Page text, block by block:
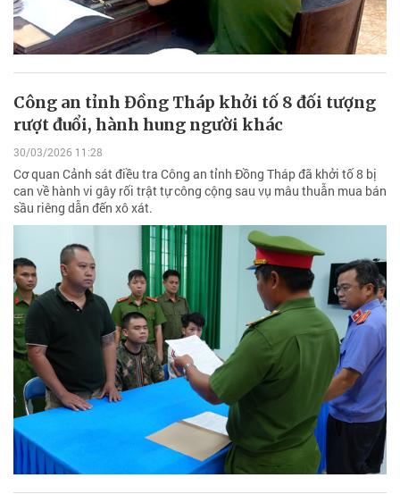
Công an tỉnh Đồng Tháp khởi tố 8 đối tượng
rượt đuổi, hành hung người khác
30/03/2026 11:28
Cơ quan Cảnh sát điều tra Công an tỉnh Đồng Tháp đã khởi tố 8 bị
can về hành vi gây rối trật tự công cộng sau vụ mâu thuẫn mua bán
sầu riêng dẫn đến xô xát.